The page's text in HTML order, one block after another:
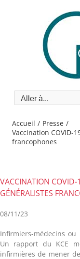
Aller à...
Accueil
Presse
Vaccination COVID-
francophones
VACCINATION COVID-
GÉNÉRALISTES
08/11/23
Infirmiers-médecins
Un rapport du KCE
infirmières de mener